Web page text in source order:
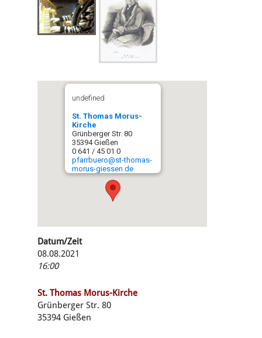
undefined
St. Thomas Morus-
Kirche
Grünberger Str. 80
35394 Gießen
0 641 / 45 01 0
pfarrbuero@st-thomas-
morus-giessen.de
Datum/Zeit
08.08.2021
16:00
St. Thomas Morus-Kirche
Grünberger Str. 80
35394 Gießen